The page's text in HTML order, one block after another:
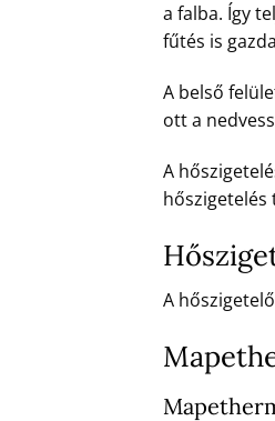
a falba. Így
fűtés is
A belső
ott a
A
hőszigetelés
A